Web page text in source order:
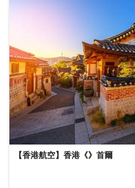
【香港航空】香港《》首爾